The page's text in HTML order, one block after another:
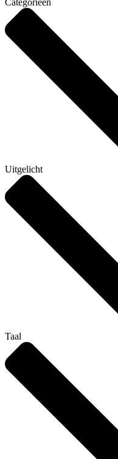
Uitgelicht
Taal